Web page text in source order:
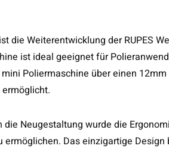
die Weiterentwicklung der RUPES
ist ideal geeignet für
Poliermaschine über einen
Neugestaltung wurde die
Das einzigartige